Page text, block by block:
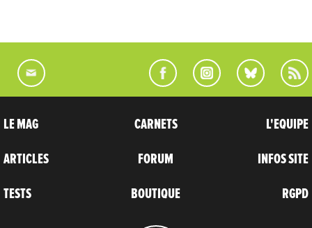
LE MAG
ARTICLES
TESTS
CARNETS
FORUM
BOUTIQUE
L'EQUIPE
INFOS SITE
RGPD